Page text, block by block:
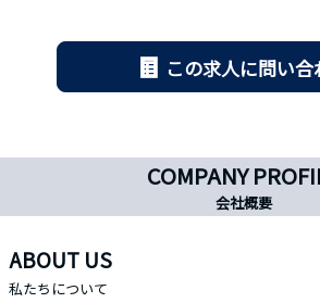
この求人に問い合
COMPANY
会社概要
ABOUT US
私たちについて